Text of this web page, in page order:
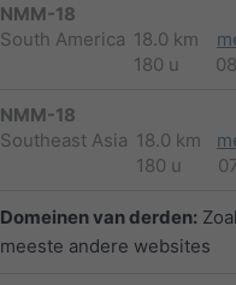
NMM-18
South America 18.0 km
180 u
NMM-18
Southeast Asia 18.0 km
180 u
Domeinen van derden:
meeste andere websites